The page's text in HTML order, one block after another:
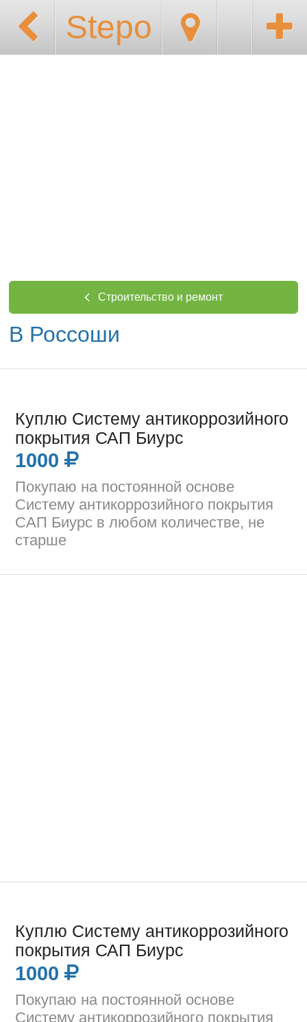
Stepo
Строительство и ремонт
В Россоши
Куплю Систему антикоррозийного
покрытия САП Биурс
1000
Покупаю на постоянной основе
Систему антикоррозийного покрытия
САП Биурс в любом количестве, не
старше
Куплю Систему антикоррозийного
покрытия САП Биурс
1000
Покупаю на постоянной основе
Систему антикоррозийного покрытия